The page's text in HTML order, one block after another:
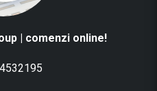
| comenzi online!